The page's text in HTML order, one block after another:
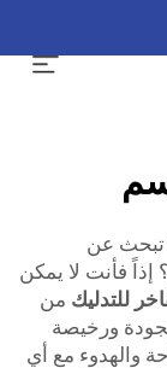
تبحث عن
إذاً فأنت لا يمكن
للتدليك من
ورخيصة
والهدوء مع أي